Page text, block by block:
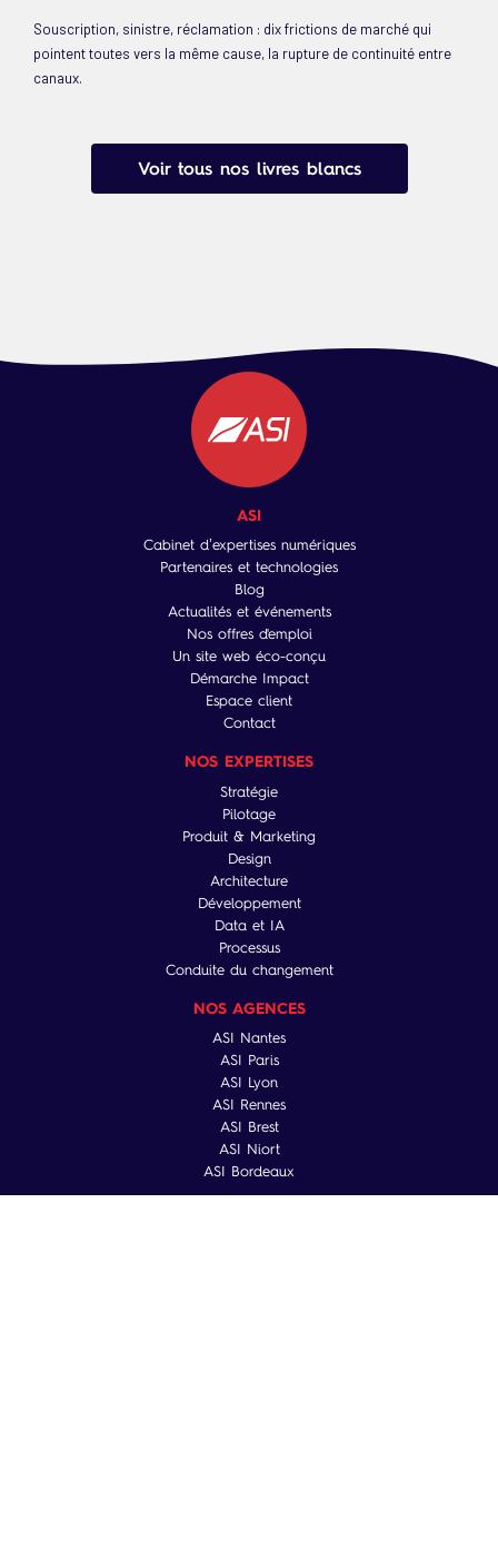
Souscription, sinistre, réclamation : dix frictions de marché qui
pointent toutes vers la même cause, la rupture de continuité entre
canaux.
Voir tous nos livres blancs
ASI
Cabinet d’expertises numériques
Partenaires et technologies
Blog
Actualités et événements
Nos offres d'emploi
Un site web éco-conçu
Démarche Impact
Espace client
Contact
NOS EXPERTISES
Stratégie
Pilotage
Produit & Marketing
Design
Architecture
Développement
Data et IA
Processus
Conduite du changement
NOS AGENCES
ASI Nantes
ASI Paris
ASI Lyon
ASI Rennes
ASI Brest
ASI Niort
ASI Bordeaux